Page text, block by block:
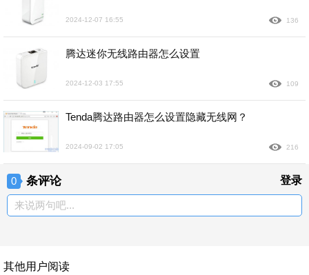
2024-12-07 16:55 136
腾达迷你无线路由器怎么设置
2024-12-03 17:55 109
Tenda腾达路由器怎么设置隐藏无线网？
2024-09-02 17:05 216
0 条评论 登录
来说两句吧...
其他用户阅读